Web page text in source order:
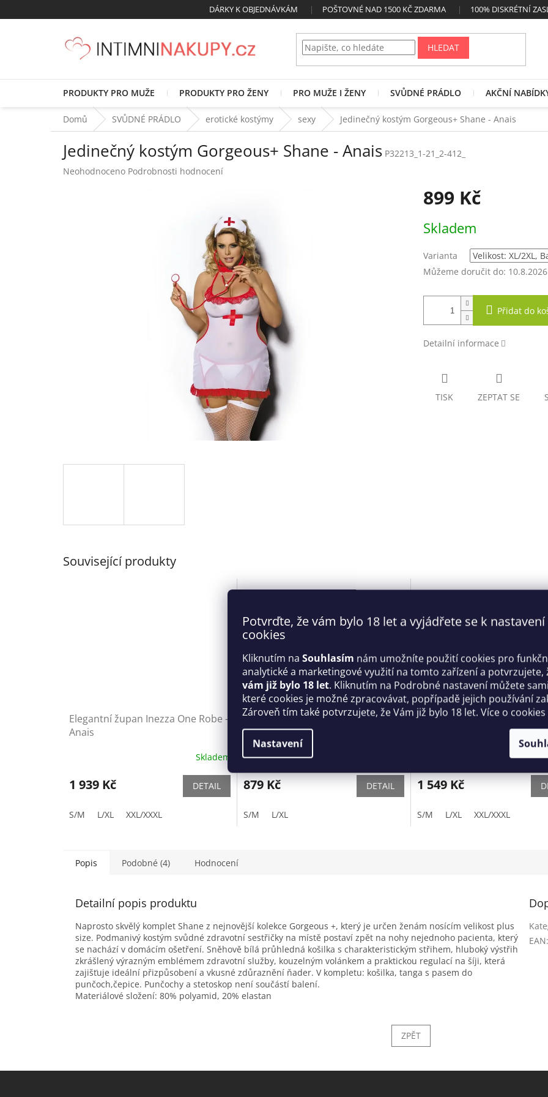
Potvrďte, že vám bylo 18 let a vyjádřete se k nastavení
cookies
Kliknutím na Souhlasím nám umožníte použití cookies pro
analytické a marketingové využití na tomto zařízení a potvrzujete,
vám již bylo 18 let. Kliknutím na Podrobné nastavení můžete
které cookies je možné zpracovávat, popřípadě jejich používání
Zároveň tím také potvrzujete, že Vám již bylo 18 let. Více o cookies
Nastavení
na
DÁRKY K OBJEDNÁVKÁM POŠTOVNÉ NAD 1500 KČ ZDARMA 100% DISKRÉTNÍ
HLEDAT
PRODUKTY PRO MUŽE PRODUKTY PRO ŽENY PRO MUŽE I ŽENY SVŮDNÉ PRÁDLO AKČNÍ
Domů SVŮDNÉ PRÁDLO erotické kostýmy sexy Jedinečný kostým Gorgeous+ Shane - Anais
Jedinečný kostým Gorgeous+ Shane - Anais P32213_1-21_2-412_
Průměrné
Neohodnoceno Podrobnosti hodnocení
899 Kč
cena:
Skladem
Varianta
Můžeme doručit do: 10.8.2026
Přidat do
Detailní informace
TISK ZEPTAT SE
Související produkty
Elegantní župan Inezza One Robe -
Anais
Skladem
1 939 Kč DETAIL
S/M L/XL XXL/XXXL
Košilka Merossa chemise -
Obsessive
879 Kč DETAIL
S/M L/XL
Svůdný župan Inezza Short
1 549 Kč
S/M L/XL XXL/XXXL
Popis Podobné (4) Hodnocení
Detailní popis produktu
Naprosto skvělý komplet Shane z nejnovější kolekce Gorgeous +, který je určen ženám nosícím velikost plus
size. Podmanivý kostým svůdné zdravotní sestřičky na místě postaví zpět na nohy nejednoho pacienta, který
se nachází v domácím ošetření. Sněhově bílá průhledná košilka s charakteristickým střihem, hluboký výstřih
zkrášlený výrazným emblémem zdravotní služby, kouzelným volánkem a praktickou regulací na šíji, která
zajišťuje ideální přizpůsobení a vkusné zdůraznění ňader. V kompletu: košilka, tanga s pasem do
punčoch,čepice. Punčochy a stetoskop není součástí balení.
Materiálové složení: 80% polyamid, 20% elastan
EAN:
ZPĚT
Z